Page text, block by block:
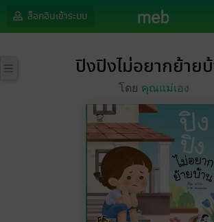
ล็อกอินเข้าระบบ
ปิงปิงไม่อยากย้าย
โดย คุณแม่เอง